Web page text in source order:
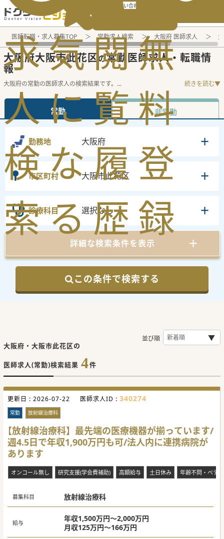
電話でのお問い合わせ：平日9:30-19:00
求
人
検
索
気
に
な
る
閲
覧
履
歴
無
料
登
録
医師転職・求人募集TOP 常勤求人検索 大阪府 医師求人
大阪府大阪市此花区 の常勤医師求人・転職情
報
大阪府の常勤の医師求人の検索結果です。 ... 続きを読む▼
常勤 非常勤
勤務地 大阪府
市区町村 大阪市此花区
診療科目 選択なし
詳細な検索条件を表示
この条件で検索する
大阪府・大阪市此花区の
医師求人(常勤)検索結果 4件
並び順
更新日 : 2026-07-22 医師求人ID : 340274
常勤 放射線治療科
【放射線治療科】最先端の医療機器が揃っています/
週4.5日で年収1,900万円も可/法人内に連携病院が
あります
オンコール無し 研究支援(学会費補助) 高額給与 土日休み 年齢不問・ベテ
募集科目 放射線治療科
給与
年収1,500万円～2,000万円
月収125万円～166万円